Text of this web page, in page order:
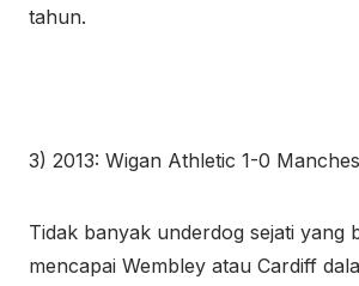
tahun.
3) 2013: Wigan Athletic 1-0
Tidak banyak underdog sejati yang
mencapai Wembley atau Cardiff